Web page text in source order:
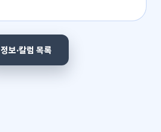
정보·칼럼 목록